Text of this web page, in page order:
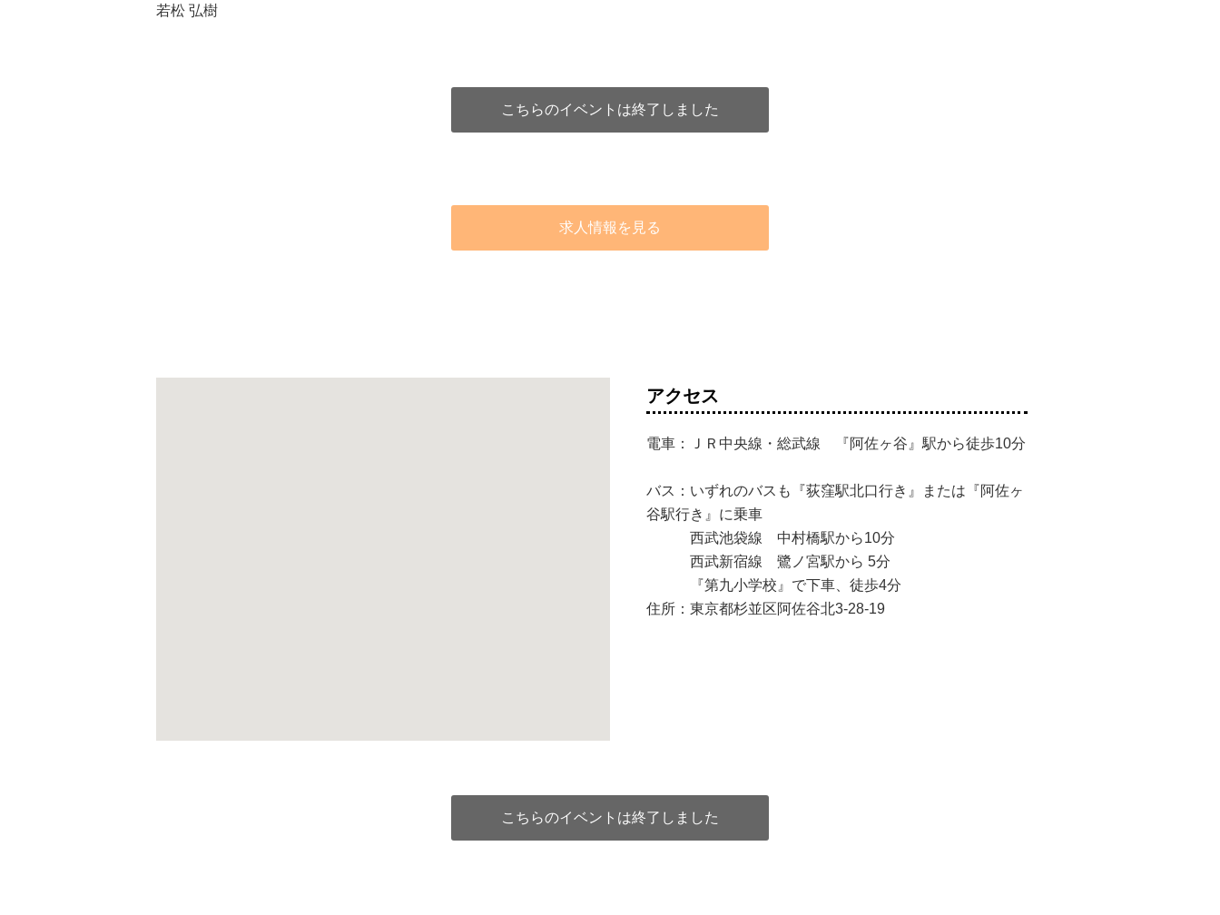
若松 弘樹
こちらのイベントは終了しました
求人情報を見る
アクセス
電車：ＪＲ中央線・総武線 『阿佐ヶ谷』駅から徒歩10分
バス：いずれのバスも『荻窪駅北口行き』または『阿佐ヶ
谷駅行き』に乗車
西武池袋線 中村橋駅から10分
西武新宿線 鷺ノ宮駅から 5分
『第九小学校』で下車、徒歩4分
住所：東京都杉並区阿佐谷北3-28-19
こちらのイベントは終了しました